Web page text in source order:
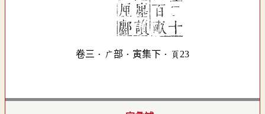
卷三．广部．寅集下．頁23